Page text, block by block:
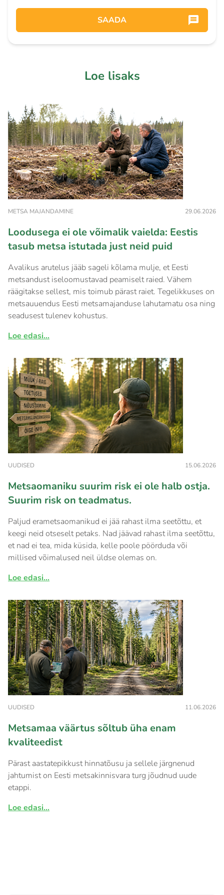
SAADA
Loe lisaks
METSA MAJANDAMINE 29.06.2026
Loodusega ei ole võimalik vaielda: Eestis
tasub metsa istutada just neid puid
Avalikus arutelus jääb sageli kõlama mulje, et Eesti
metsandust iseloomustavad peamiselt raied. Vähem
räägitakse sellest, mis toimub pärast raiet. Tegelikkuses on
metsauuendus Eesti metsamajanduse lahutamatu osa ning
seadusest tulenev kohustus.
Loe edasi...
UUDISED 15.06.2026
Metsaomaniku suurim risk ei ole halb ostja.
Suurim risk on teadmatus.
Paljud erametsaomanikud ei jää rahast ilma seetõttu, et
keegi neid otseselt petaks. Nad jäävad rahast ilma seetõttu,
et nad ei tea, mida küsida, kelle poole pöörduda või
millised võimalused neil üldse olemas on.
Loe edasi...
UUDISED 11.06.2026
Metsamaa väärtus sõltub üha enam
kvaliteedist
Pärast aastatepikkust hinnatõusu ja sellele järgnenud
jahtumist on Eesti metsakinnisvara turg jõudnud uude
etappi.
Loe edasi...